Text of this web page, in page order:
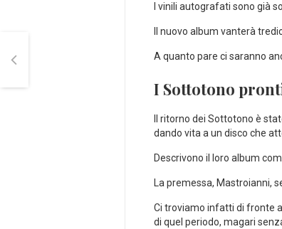
I vinili autografati sono già
Il nuovo album vanterà
A quanto pare ci saranno
I Sottotono
Il ritorno dei Sottotono è
dando vita a un disco che
Descrivono il loro album
La premessa, Mastroianni,
Ci troviamo infatti di fronte
di quel periodo, magari